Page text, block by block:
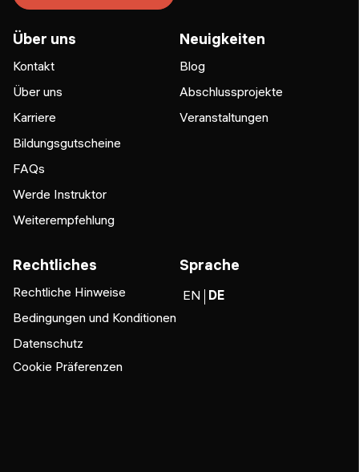
Über uns
Kontakt
Über uns
Karriere
Bildungsgutscheine
FAQs
Werde Instruktor
Weiterempfehlung
Neuigkeiten
Blog
Abschlussprojekte
Veranstaltungen
Rechtliches
Rechtliche Hinweise
Bedingungen und Konditionen
Datenschutz
Cookie Präferenzen
Sprache
EN DE